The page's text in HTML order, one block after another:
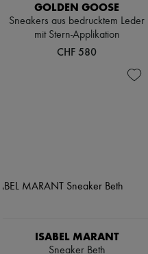
GOLDEN GOOSE
Sneakers aus bedrucktem Leder
mit Stern-Applikation
CHF 580
ISABEL MARANT
Sneaker Beth